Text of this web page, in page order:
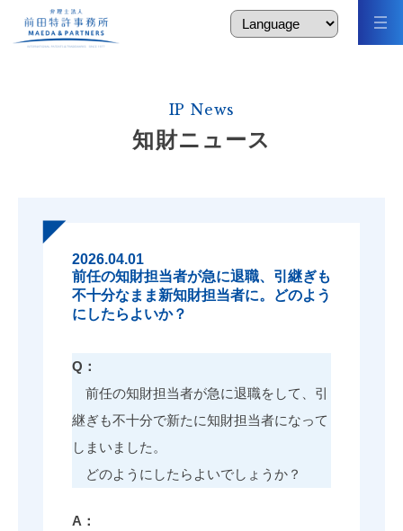
IP News
知財ニュース
2026.04.01
前任の知財担当者が急に退職、引継ぎも
不十分なまま新知財担当者に。どのよう
にしたらよいか？
Q：
前任の知財担当者が急に退職をして、引
継ぎも不十分で新たに知財担当者になって
しまいました。
どのようにしたらよいでしょうか？
A：